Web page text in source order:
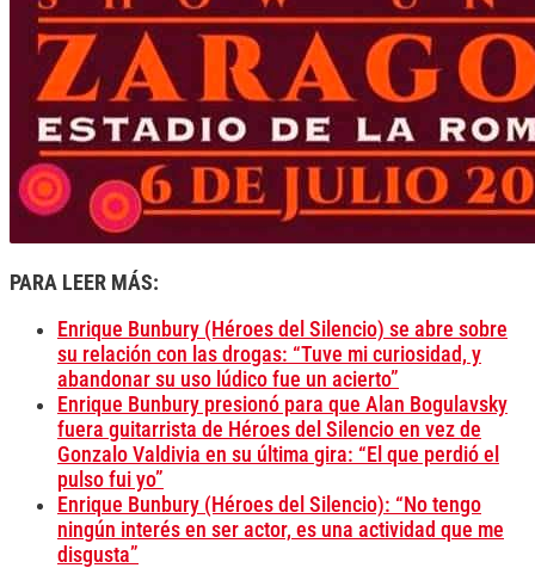
PARA LEER MÁS:
Enrique Bunbury (Héroes del Silencio) se abre sobre
su relación con las drogas: “Tuve mi curiosidad, y
abandonar su uso lúdico fue un acierto”
Enrique Bunbury presionó para que Alan Bogulavsky
fuera guitarrista de Héroes del Silencio en vez de
Gonzalo Valdivia en su última gira: “El que perdió el
pulso fui yo”
Enrique Bunbury (Héroes del Silencio): “No tengo
ningún interés en ser actor, es una actividad que me
disgusta”